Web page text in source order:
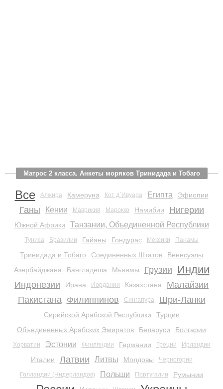
Матрос 2 класса. Анкеты моряков Тринидада и Тобаго
Все Алжира Камеруна Кот д`Ивуара Египта Эфиопии
Ганы Кении Маврикия Марокко Намибии Нигерии
Южной Африки Танзании, Объединенной Республики
Туниса Бразилии Гайаны Гондурас Мексики Панамы
Тринидада и Тобаго Соединенных Штатов
Венесуэлы
Азербайджана
Бангладеша Мьянмы Грузии Индии
Индонезии Ирана Иордании Казахстана
Малайзии
Пакистана Филиппинов Сингапура Шри-Ланки
Сирийской Арабской Республики
Турции
Объединенных Арабских Эмиратов
Беларуси Болгарии
Хорватии Эстонии Финляндии Германии Греции Ирландии
Италии Латвии Литвы Молдовы Черногории
Голландии (Нидерландов) Польши Португалии Румынии